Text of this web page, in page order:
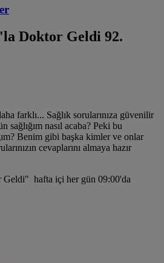
Doktor Geldi 92.
farklı... Sağlık sorularınıza güvenilir
sağlığım nasıl acaba? Peki bu
Benim gibi başka kimler ve onlar
cevaplarını almaya hazır
Geldi" hafta içi her gün 09:00'da